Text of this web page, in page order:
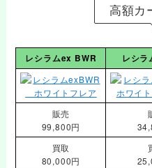
高額カ
レシラムex BWR レシ
販売
99,800円
買取
80,000円